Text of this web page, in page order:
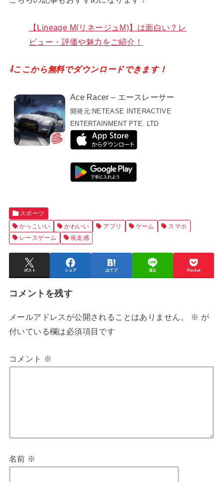
【Lineage M(リネージュM)】は面白い？レ
ビュー・評価や魅力をご紹介！
⇩ここから無料でダウンロードできます！
Ace Racer – エースレーサー
開発元: NETEASE INTERACTIVE
ENTERTAINMENT PTE. LTD
スポーツ
かっこいい
かわいい アプリ ゲーム
スマホ
レースゲーム
疾走感
ポスト シェア はてブ 送る Pocket
コメントを残す
メールアドレスが公開されることはありません。 ※ が
付いている欄は必須項目です
コメント ※
名前 ※